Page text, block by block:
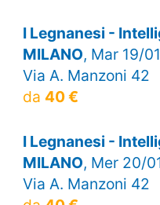
I Legnanesi -
MILANO, Mar 19/
Via A. Manzoni 42
da 40 €
I Legnanesi -
MILANO, Mer 20/
Via A. Manzoni 42